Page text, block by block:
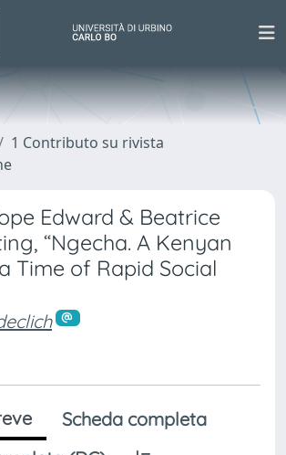
1 Contributo su rivista
Edward & Beatrice
“Ngecha. A Kenyan
Time of Rapid Social
Scheda completa